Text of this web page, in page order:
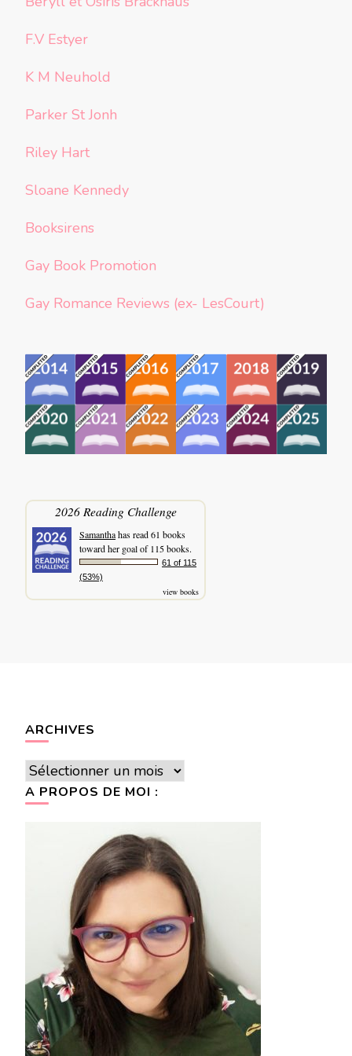
F.V Estyer
K M Neuhold
Parker St Jonh
Riley Hart
Sloane Kennedy
Booksirens
Gay Book Promotion
Gay Romance Reviews (ex- LesCourt)
2026 Reading Challenge
Samanthahas read 61 books
toward her goal of 115 books.
61 of 115
(53%)
view books
ARCHIVES
Archives
A PROPOS DE MOI :